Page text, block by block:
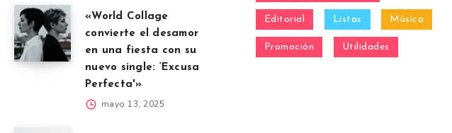
«World Collage
convierte el desamor
en una fiesta con su
nuevo single: ‘Excusa
Perfecta'»
mayo 13, 2025
Editorial Listas Música
Promoción Utilidades